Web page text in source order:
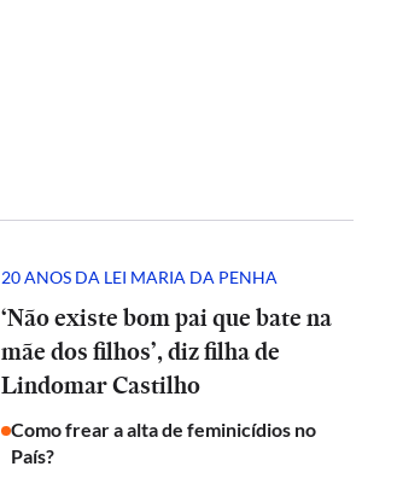
20 ANOS DA LEI MARIA DA PENHA
‘Não existe bom pai que bate na
mãe dos filhos’, diz filha de
Lindomar Castilho
Como frear a alta de feminicídios no
País?